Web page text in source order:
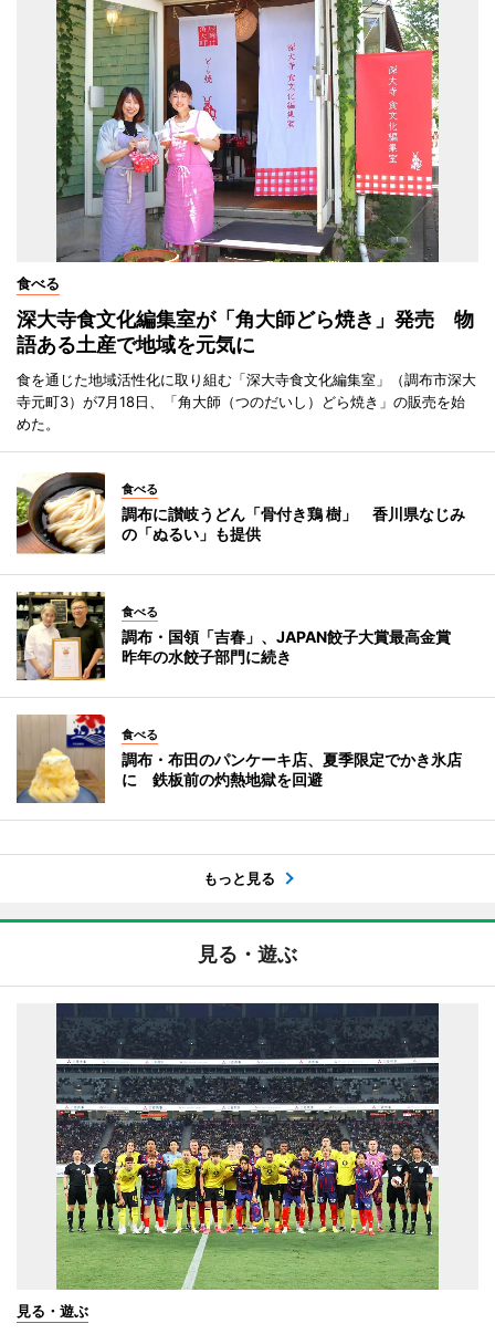
食べる
深大寺食文化編集室が「角大師どら焼き」発売 物
語ある土産で地域を元気に
食を通じた地域活性化に取り組む「深大寺食文化編集室」（調布市深大
寺元町3）が7月18日、「角大師（つのだいし）どら焼き」の販売を始
めた。
食べる
調布に讃岐うどん「骨付き鶏 樹」 香川県なじみ
の「ぬるい」も提供
食べる
調布・国領「吉春」、JAPAN餃子大賞最高金賞
昨年の水餃子部門に続き
食べる
調布・布田のパンケーキ店、夏季限定でかき氷店
に 鉄板前の灼熱地獄を回避
もっと見る
見る・遊ぶ
見る・遊ぶ